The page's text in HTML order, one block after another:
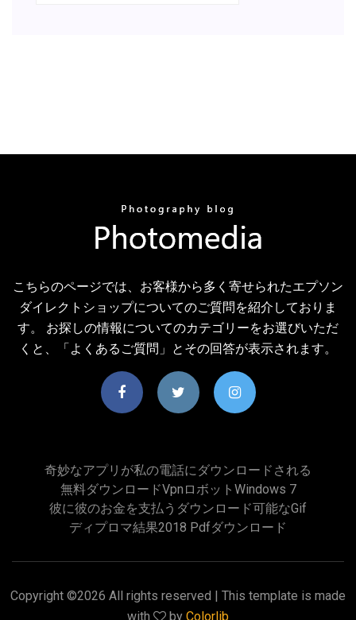
こちらのページでは、お客様から多く寄せられたエプソン
ダイレクトショップについてのご質問を紹介しておりま
す。 お探しの情報についてのカテゴリーをお選びいただ
くと、「よくあるご質問」とその回答が表示されます。
奇妙なアプリが私の電話にダウンロードされる
無料ダウンロードvpnロボットwindows 7
彼に彼のお金を支払うダウンロード可能なgif
ディプロマ結果2018 Pdfダウンロード
Copyright ©2026 All rights reserved | This template is made
with
by Colorlib